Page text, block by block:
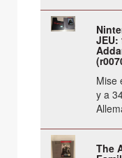
JEU:
Mise
y a
The